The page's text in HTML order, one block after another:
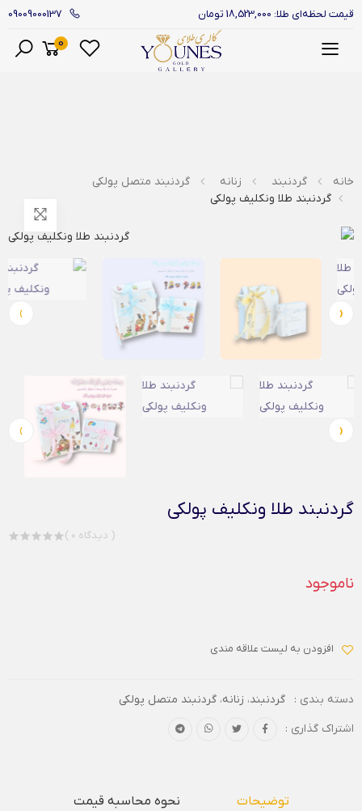
قیمت لحظه‌ای طلا: 18,523,000 تومان 09009000137
0
خانه گردنبند زنانه
گردنبند متصل پولکی
گردنبند طلا ونکلیف پولکی
‹
›
‹
›
گردنبند طلا ونکلیف پولکی
( 0 دیدگاه )
ناموجود
افزودن به لیست علاقه مندی
دسته بندی : گردنبند، زنانه، گردنبند متصل پولکی
اشتراک گذاری :
توضیحات
نحوه محاسبه قیمت